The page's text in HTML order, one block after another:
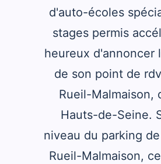
d'auto-écoles
stages permis
heureux d'annoncer
de son point de rdv
Rueil-Malmaison,
Hauts-de-Seine.
niveau du parking
Rueil-Malmaison,